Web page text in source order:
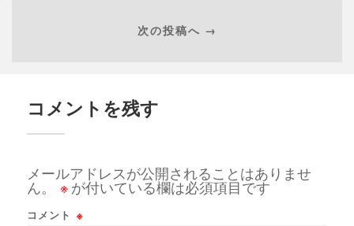
次の投稿へ →
コメントを残す
メールアドレスが公開されることはありませ
ん。
※ が付いている欄は必須項目です
コメント ※